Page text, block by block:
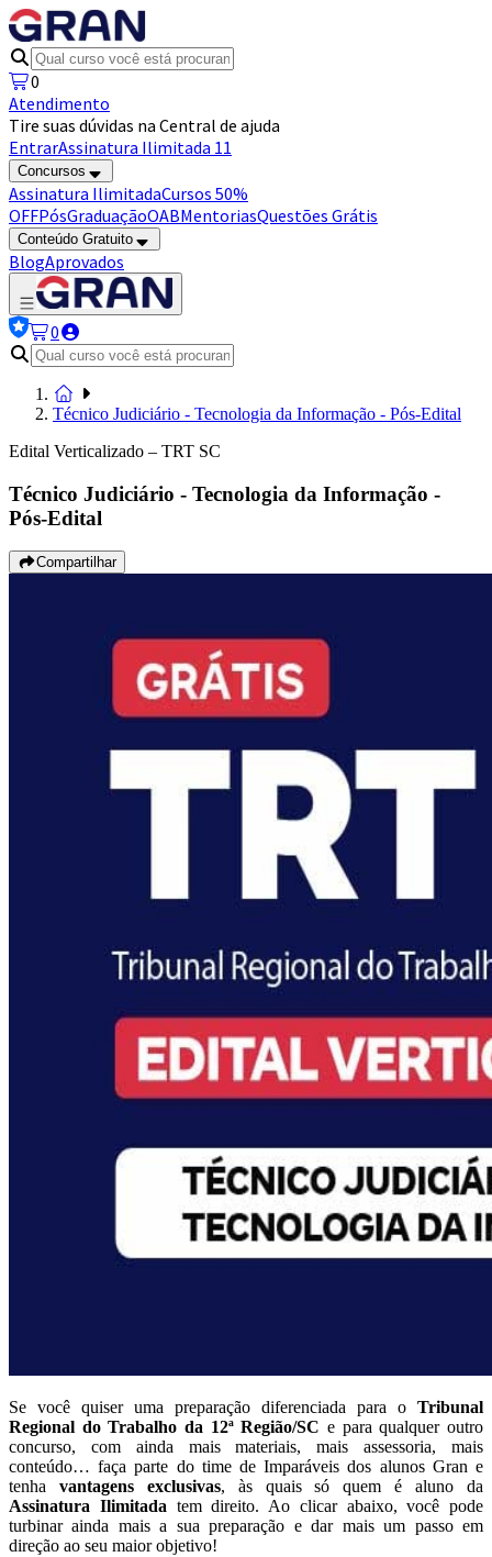
0
Atendimento
Tire suas dúvidas na Central de ajuda
EntrarAssinatura Ilimitada 11
Concursos
Assinatura IlimitadaCursos 50%
OFFPósGraduaçãoOABMentoriasQuestões Grátis
Conteúdo Gratuito
BlogAprovados
0
Técnico Judiciário - Tecnologia da Informação - Pós-Edital
Edital Verticalizado – TRT SC
Técnico Judiciário - Tecnologia da Informação -
Pós-Edital
Compartilhar
Se você quiser uma preparação diferenciada para o Tribunal
Regional do Trabalho da 12ª Região/SC e para qualquer outro
concurso, com ainda mais materiais, mais assessoria, mais
conteúdo… faça parte do time de Imparáveis dos alunos Gran e
tenha vantagens exclusivas, às quais só quem é aluno da
Assinatura Ilimitadatem direito. Ao clicar abaixo, você pode
turbinar ainda mais a sua preparação e dar mais um passo em
direção ao seu maior objetivo!